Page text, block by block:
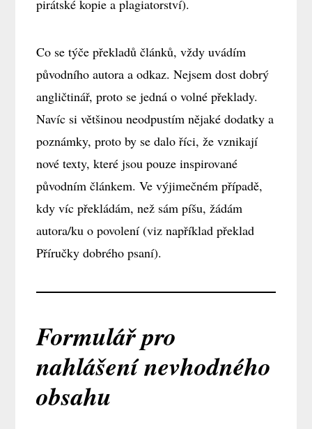
pirátské kopie a plagiatorství).
Co se týče překladů článků, vždy uvádím
původního autora a odkaz. Nejsem dost dobrý
angličtinář, proto se jedná o volné překlady.
Navíc si většinou neodpustím nějaké dodatky a
poznámky, proto by se dalo říci, že vznikají
nové texty, které jsou pouze inspirované
původním článkem. Ve výjimečném případě,
kdy víc překládám, než sám píšu, žádám
autora/ku o povolení (viz například překlad
Příručky dobrého psaní).
Formulář pro
nahlášení nevhodného
obsahu